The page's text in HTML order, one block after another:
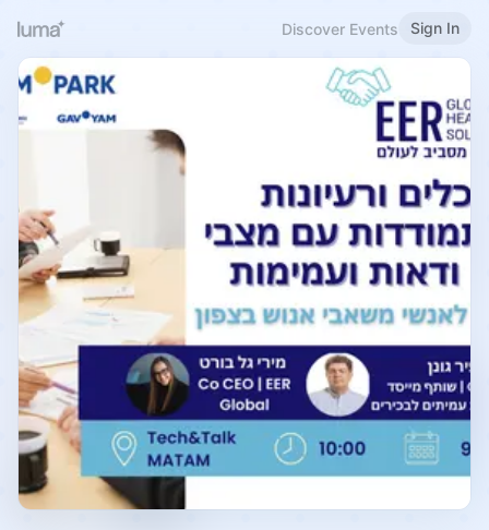
Discover Events Sign In